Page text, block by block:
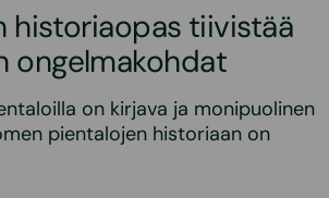
historiaopas tiivistää
ongelmakohdat
on kirjava ja monipuolinen
pientalojen historiaan on